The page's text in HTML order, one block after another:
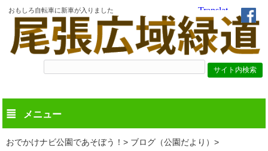
おもしろ自転車に新車が入りました
メニュー
おでかけナビ公園であそぼう！
ブログ（公園だより）